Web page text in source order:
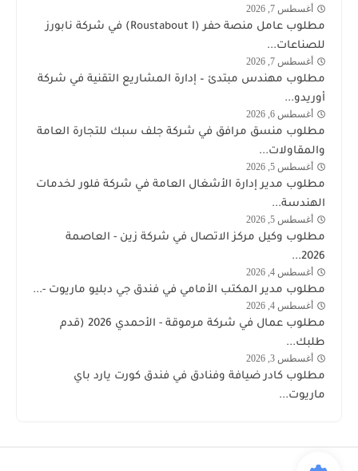
وظائف
أغسطس 7, 2026
مطلوب عامل منصة حفر (Roustabout I) في شركة نابورز
للصناعات...
وظائف
أغسطس 7, 2026
مطلوب مهندس مبتدئ – إدارة المشاريع التقنية في شركة
أوريدو...
وظائف
أغسطس 6, 2026
مطلوب منسق مرافق في شركة جلف سبك للتجارة العامة
والمقاولات...
وظائف
أغسطس 5, 2026
مطلوب مدير إدارة الأشغال العامة في شركة فلور لخدمات
الهندسة...
توظيف
أغسطس 5, 2026
مطلوب وكيل مركز الاتصال في شركة زين - العاصمة
2026...
وظائف
الكويت
اليوم
أغسطس 4, 2026
مطلوب مدير المكتب الأمامي في فندق جي دبليو ماريوت -...
الكويت
أغسطس 4, 2026
مطلوب عمال في شركة مرموقة - الأحمدي 2026 (قدم
طلبك...
وظائف
أغسطس 3, 2026
مطلوب كادر ضيافة وفنادق في فندق كورت يارد باي
ماريوت...